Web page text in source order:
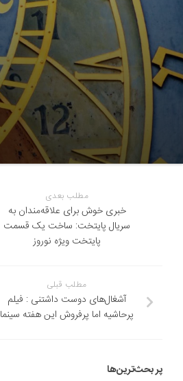
مطلب بعدی
خبری خوش برای علاقه‌مندان به
سریال پایتخت: ساخت یک قسمت
پایتخت ویژه نوروز
مطلب قبلی
آشغال‌های دوست داشتنی : فیلم
پرحاشیه اما پرفروش این هفته سینما
پر بحث‌ترین‌ها